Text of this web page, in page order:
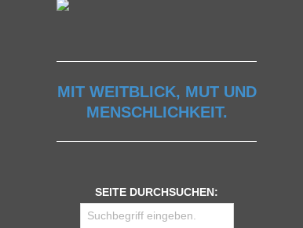
MIT WEITBLICK, MUT UND
MENSCHLICHKEIT.
SEITE DURCHSUCHEN: